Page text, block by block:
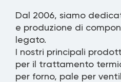
Dal 2006, siamo
e produzione di
legato.
I nostri principali
per il trattamento
per forno, pale per